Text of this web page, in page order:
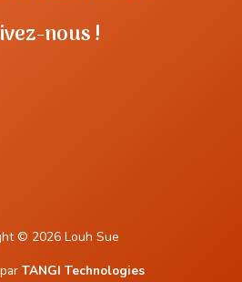
nous !
© 2026 Louh Sue
TANGI Technologies